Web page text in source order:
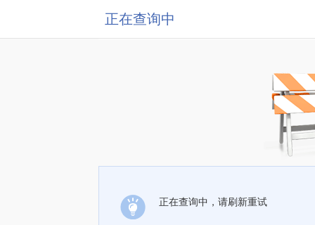
正在查询中
正在查询中，请刷新重试